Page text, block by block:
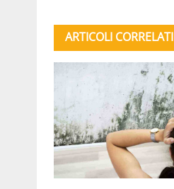
ARTICOLI CORRELATI